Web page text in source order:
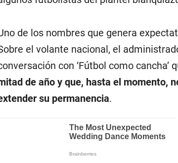
de los nombres que genera
el volante nacional, el
con ‘Fútbol como cancha’
de año y que, hasta el momento,
su permanencia.